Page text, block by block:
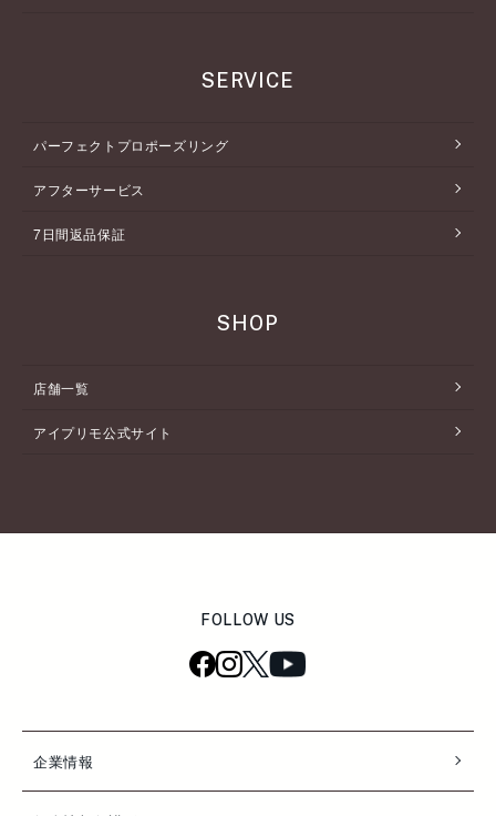
SERVICE
パーフェクトプロポーズリング
アフターサービス
7日間返品保証
SHOP
店舗一覧
アイプリモ公式サイト
FOLLOW US
企業情報